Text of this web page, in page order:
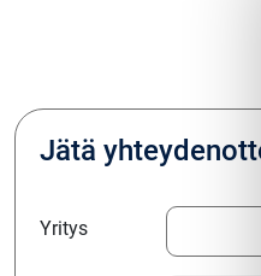
Jätä
Yritys